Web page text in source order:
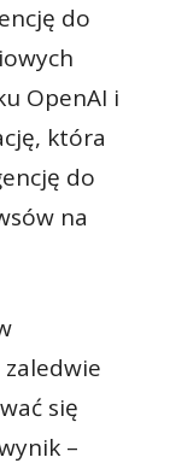
do
OpenAI i
która
do
na
zaledwie
się
–